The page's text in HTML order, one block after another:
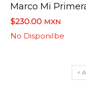
$230.00 MXN
No Disponilbe
<